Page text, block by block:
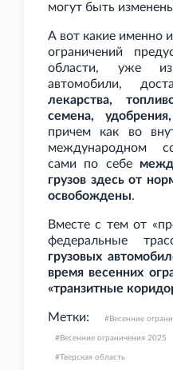
могут быть
А вот какие именно
ограничений
области, уже
автомобили,
лекарства,
семена,
причем как во
международном
сами по себе
грузов здесь от
освобождены.
Вместе с тем от
федеральные
грузовых
время весенних
«транзитные
Метки: Весенние
Весенние ограничения 2025
Тверская область